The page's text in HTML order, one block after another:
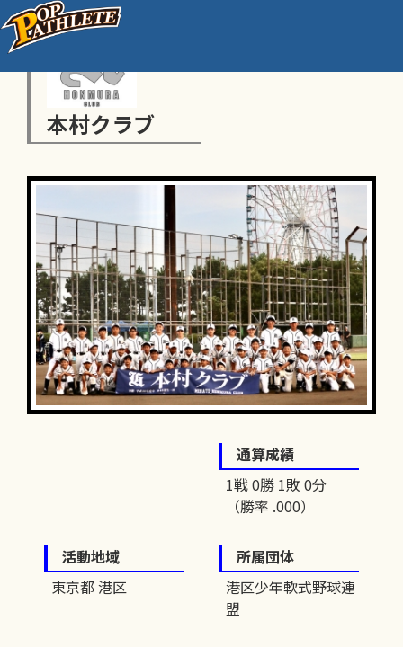
本村クラブ
通算成績
1戦 0勝 1敗 0分
（勝率 .000）
活動地域
東京都 港区
所属団体
港区少年軟式野球連
盟